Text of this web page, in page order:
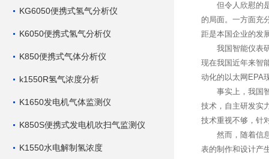
KG6050便携式氢气分析仪
K6050便携式氢气分析仪
K850便携式气体分析仪
k1550R氢气浓度分析
K1650发电机气体监测仪
K850S便携式发电机吹扫气监测仪
K1550水电解制氢浓度
但令人欣慰的是
的局面。一方面充
距是本国企业的发
我国智能仪表研
现在我国近年来智
动化的以太网EPA
事实上，我国智
技术，自主研发实
技术重视不够，针
然而，随着信息
表的制作和设计产